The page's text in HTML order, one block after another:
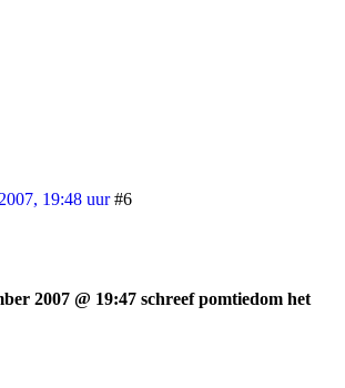
19:48 uur #6
2007 @ 19:47 schreef pomtiedom het